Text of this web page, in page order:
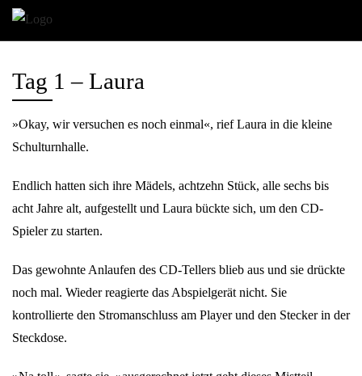
Tag 1 – Laura
»Okay, wir versuchen es noch einmal«, rief Laura in die kleine
Schulturnhalle.
Endlich hatten sich ihre Mädels, achtzehn Stück, alle sechs bis
acht Jahre alt, aufgestellt und Laura bückte sich, um den CD-
Spieler zu starten.
Das gewohnte Anlaufen des CD-Tellers blieb aus und sie drückte
noch mal. Wieder reagierte das Abspielgerät nicht. Sie
kontrollierte den Stromanschluss am Player und den Stecker in der
Steckdose.